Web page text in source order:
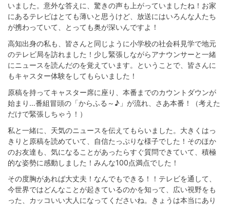
いました。意外な答えに、驚きの声も上がっていましたね！お家
にあるテレビはとても薄いと思うけど、放送にはいろんな人たち
が携わっていて、とっても奥が深いんですよ！
高知出身の私も、皆さんと同じように小学校の社会科見学で地元
のテレビ局を訪れました！少し緊張しながらアナウンサーと一緒
にニュースを読んだのを覚えています。ということで、皆さんに
もキャスター体験をしてもらいました！
原稿を持ってキャスター席に座り、本番までのカウントダウンが
始まり…番組冒頭の「からふる～♪」が流れ、さあ本番！（考えた
だけで緊張しちゃう！）
私と一緒に、天気のニュースを伝えてもらいました。大きくはっ
きりと原稿を読めていて、自信たっぷりな様子でした！そのほか
のお友達も、気になることがあったらすぐ質問できていて、積極
的な姿勢に感動しました！みんな100点満点でした！
その度胸があれば大丈夫！なんでもできる！！テレビを通して、
今世界ではどんなことが起きているのかを知って、広い視野をも
った、カッコいい大人になってくださいね。きょうは本当にあり